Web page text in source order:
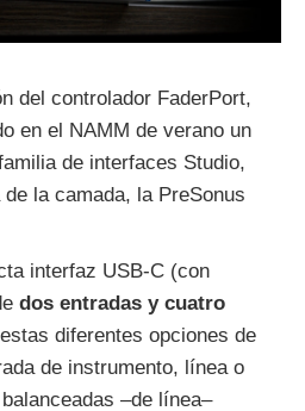
del controlador FaderPort,
en el NAMM de verano un
de interfaces Studio,
la camada, la PreSonus
interfaz USB-C (con
dos entradas y cuatro
diferentes opciones de
de instrumento, línea o
–de línea–